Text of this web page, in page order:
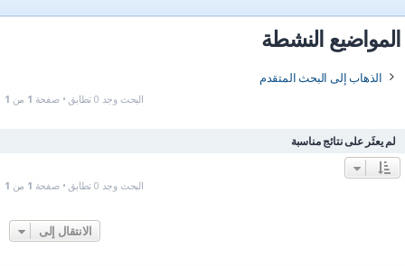
ح
المواضيع النشطة
الذهاب إلى البحث المتقدم
البحث وجد 0 تطابق • صفحة 1 من 1
لم يعثَر على نتائج مناسبة
البحث وجد 0 تطابق • صفحة 1 من 1
الانتقال إلى